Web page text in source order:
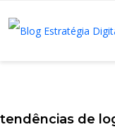
tendências de